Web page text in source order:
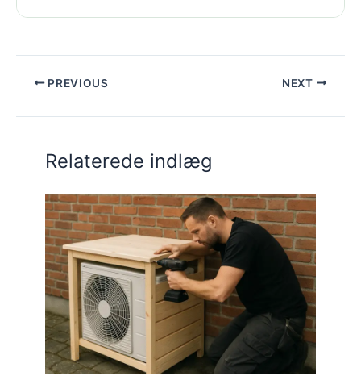
PREVIOUS NEXT
Relaterede indlæg